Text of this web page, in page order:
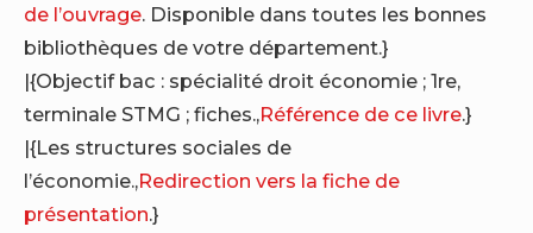
de l’ouvrage. Disponible dans toutes les bonnes
bibliothèques de votre département.}
|{Objectif bac : spécialité droit économie ; 1re,
terminale STMG ; fiches.,Référence de ce livre.}
|{Les structures sociales de
l’économie.,Redirection vers la fiche de
présentation.}